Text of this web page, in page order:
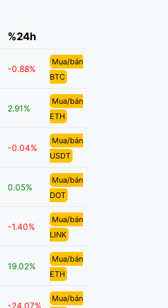
%24h
-0.88%
Mua/bán
BTC
2.91%
Mua/bán
ETH
-0.04%
Mua/bán
USDT
0.05%
Mua/bán
DOT
-1.40%
Mua/bán
LINK
19.02%
Mua/bán
ETH
-24.07%
Mua/bán